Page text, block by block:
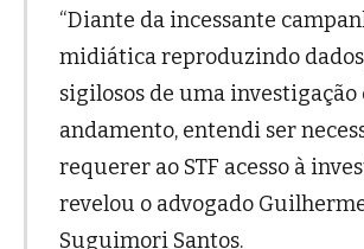
“Diante da incessante
midiática reproduzindo
sigilosos de uma investigação
andamento, entendi ser
requerer ao STF acesso à
revelou o advogado
Suguimori Santos.